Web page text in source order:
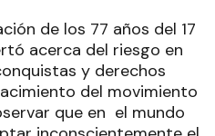
de los 77 años del 17
acerca del riesgo en
y derechos
del movimiento
que en el mundo